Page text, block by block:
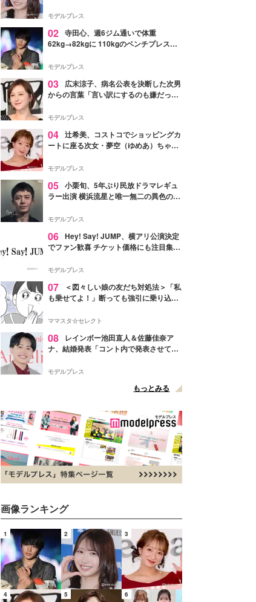
モデルプレス
02 寺田心、週6ジム通いで体重
62kg→82kgに 110kgのベンチプレス持
「かっこいい」と反響
モデルプレス
03
広末涼子、病名公表を決断した次男
からの言葉「言い訳にするのも嫌だっ
モデルプレス
04 辻希美、コストコでショッピングカ
ートに座る次女・夢空（ゆめあ）ちゃん
ぎ」「成長を感じる」の声
モデルプレス
05 小栗旬、5年ぶり民放ドラマレギュ
ラー出演 横浜流星と唯一無二の異色のバ
モデルプレス
06 Hey! Say! JUMP、横アリ公演決定
でファン歓喜 チケット価格にも注目集ま
モデルプレス
07
＜図々しい娘の友だち対処法＞「私
も乗せてよ！」断っても強引に乗り込ん
ママスタ☆セレクト
08
レインボー池田直人＆佐藤佳奈ア
ナ、結婚発表「コント内で発表させてい
点変更のため
モデルプレス
もっとみる
画像ランキング
1 2 3
4 5 6